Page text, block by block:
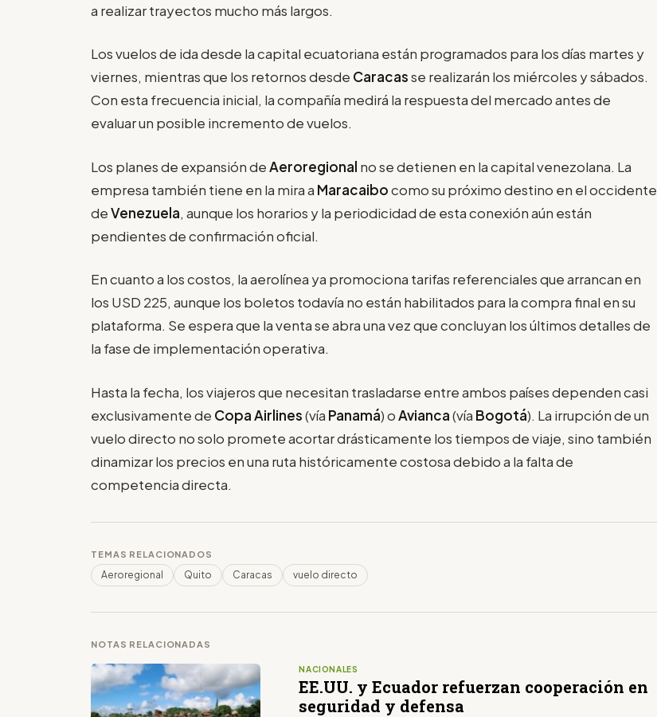
a realizar trayectos mucho más largos.
Los vuelos de ida desde la capital ecuatoriana están programados para los días martes y
viernes, mientras que los retornos desde Caracasse realizarán los miércoles y sábados.
Con esta frecuencia inicial, la compañía medirá la respuesta del mercado antes de
evaluar un posible incremento de vuelos.
Los planes de expansión deAeroregional no se detienen en la capital venezolana. La
empresa también tiene en la mira a Maracaibocomo su próximo destino en el occidente
deVenezuela, aunque los horarios y la periodicidad de esta conexión aún están
pendientes de confirmación oficial.
En cuanto a los costos, la aerolínea ya promociona tarifas referenciales que arrancan en
los USD 225, aunque los boletos todavía no están habilitados para la compra final en su
plataforma. Se espera que la venta se abra una vez que concluyan los últimos detalles de
la fase de implementación operativa.
Hasta la fecha, los viajeros que necesitan trasladarse entre ambos países dependen casi
exclusivamente de Copa Airlines(vía Panamá) oAvianca(vía Bogotá). La irrupción de un
vuelo directo no solo promete acortar drásticamente los tiempos de viaje, sino también
dinamizar los precios en una ruta históricamente costosa debido a la falta de
competencia directa.
TEMAS RELACIONADOS
Aeroregional Quito Caracas vuelo directo
NOTAS RELACIONADAS
NACIONALES
EE.UU. y Ecuador refuerzan cooperación en
seguridad y defensa